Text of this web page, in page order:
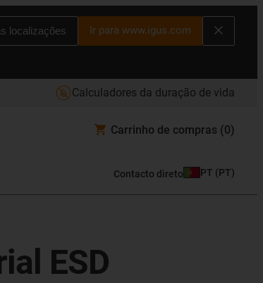
localizações Ir para www.igus.com
Calculadores da duração de vida
Carrinho de compras (0)
Contacto direto PT (PT)
ESD